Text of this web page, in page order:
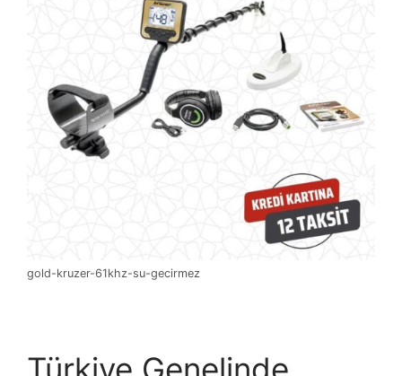
gold-kruzer-61khz-su-gecirmez
Türkiye Genelinde